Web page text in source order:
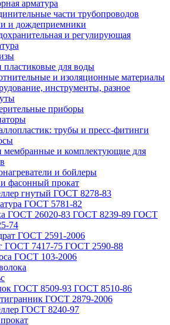
арматура
части трубопроводов
и дождеприемники
и регулирующая
пластиковые для воды
и изоляционные материалы
инструменты, разное
приборы
трубы и пресс-фитинги
мембранные и комплектующие для
и бойлеры
фасонный прокат
гнутый ГОСТ 8278-83
ГОСТ 5781-82
ГОСТ 26020-83 ГОСТ 8239-89 ГОСТ
74
ГОСТ 2591-2006
ГОСТ 7417-75 ГОСТ 2590-88
ГОСТ 103-2006
ГОСТ 8509-93 ГОСТ 8510-86
ГОСТ 2879-2006
ГОСТ 8240-97